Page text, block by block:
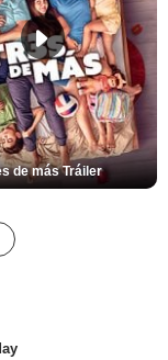
de más Tráiler